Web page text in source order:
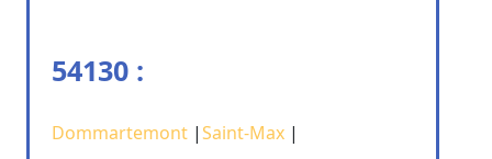
54130 :
Dommartemont |Saint-Max |